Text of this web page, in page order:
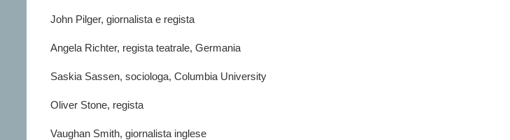
John Pilger, giornalista e regista
Angela Richter, regista teatrale, Germania
Saskia Sassen, sociologa, Columbia University
Oliver Stone, regista
Vaughan Smith, giornalista inglese